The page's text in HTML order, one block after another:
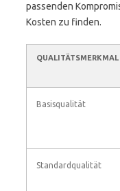
passenden
Kosten zu finden.
QUALITÄTSMERKMAL
Basisqualität
Standardqualität